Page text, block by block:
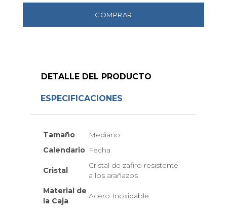
COMPRAR
DETALLE DEL PRODUCTO
ESPECIFICACIONES
Tamaño
Mediano
Calendario Fecha
Cristal
Cristal de zafiro resistente
a los arañazos
Material de
la Caja
Acero Inoxidable